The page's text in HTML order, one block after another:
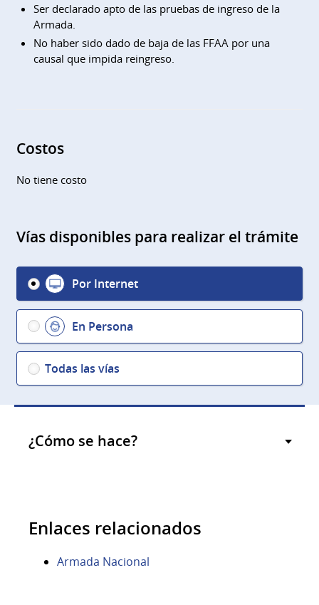
Ser declarado apto de las pruebas de ingreso de la
Armada.
No haber sido dado de baja de las FFAA por una
causal que impida reingreso.
Costos
No tiene costo
Vías disponibles para realizar el trámite
Por Internet
En Persona
Todas las vías
¿Cómo se hace?
Enlaces relacionados
Armada Nacional